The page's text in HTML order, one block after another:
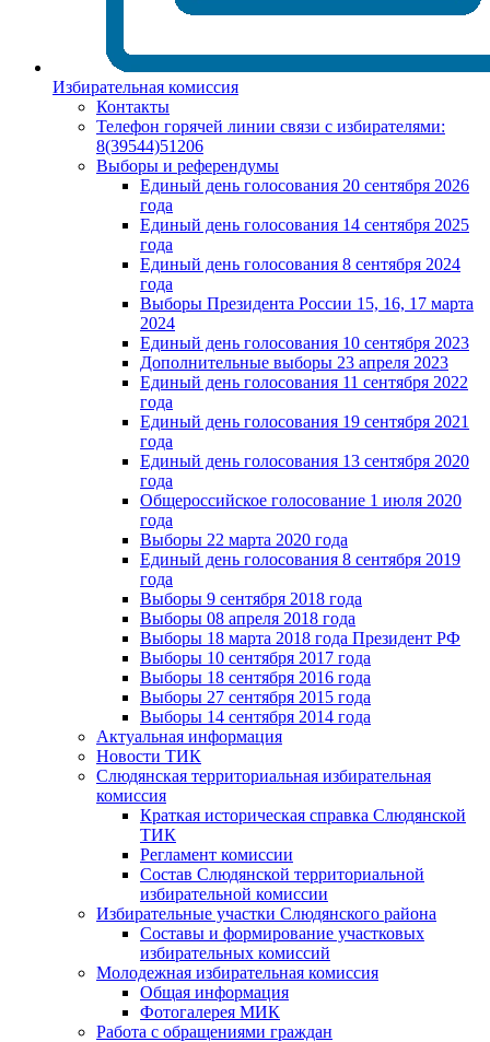
Избирательная комиссия
Контакты
Телефон горячей линии связи с избирателями:
8(39544)51206
Выборы и референдумы
Единый день голосования 20 сентября 2026
года
Единый день голосования 14 сентября 2025
года
Единый день голосования 8 сентября 2024
года
Выборы Президента России 15, 16, 17 марта
2024
Единый день голосования 10 сентября 2023
Дополнительные выборы 23 апреля 2023
Единый день голосования 11 сентября 2022
года
Единый день голосования 19 сентября 2021
года
Единый день голосования 13 сентября 2020
года
Общероссийское голосование 1 июля 2020
года
Выборы 22 марта 2020 года
Единый день голосования 8 сентября 2019
года
Выборы 9 сентября 2018 года
Выборы 08 апреля 2018 года
Выборы 18 марта 2018 года Президент РФ
Выборы 10 сентября 2017 года
Выборы 18 сентября 2016 года
Выборы 27 сентября 2015 года
Выборы 14 сентября 2014 года
Актуальная информация
Новости ТИК
Слюдянская территориальная избирательная
комиссия
Краткая историческая справка Слюдянской
ТИК
Регламент комиссии
Состав Слюдянской территориальной
избирательной комиссии
Избирательные участки Слюдянского района
Составы и формирование участковых
избирательных комиссий
Молодежная избирательная комиссия
Общая информация
Фотогалерея МИК
Работа с обращениями граждан